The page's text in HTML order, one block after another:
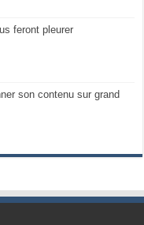
feront pleurer
son contenu sur grand